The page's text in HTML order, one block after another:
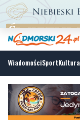
WiadomościSportKultura